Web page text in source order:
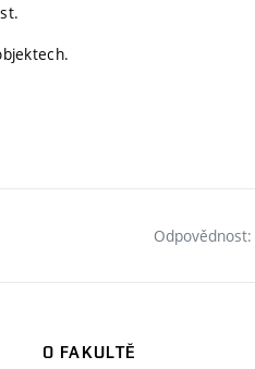
Odpovědnost:
O FAKULTĚ